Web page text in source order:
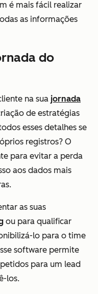
é mais fácil realizar
as informações
do
na sua jornada
de estratégias
esses detalhes se
registros? O
para evitar a perda
aos dados mais
as suas
ou para qualificar
lo para o time
software permite
para um lead
los.